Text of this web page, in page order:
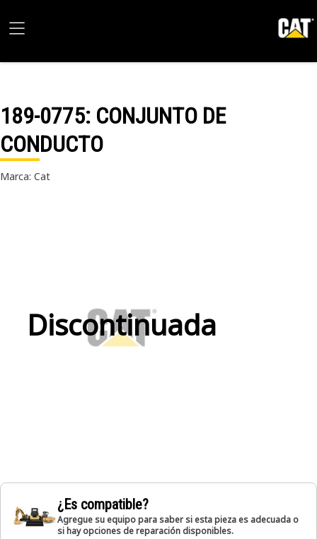
189-0775: CONJUNTO DE
CONDUCTO
Marca: Cat
Discontinuada
¿Es compatible?
Agregue su equipo para saber si esta pieza es adecuada o
si hay opciones de reparación disponibles.